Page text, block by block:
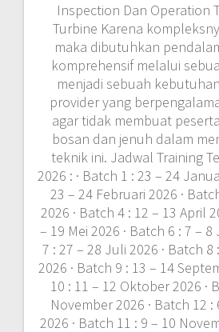
Inspection Dan Operation
Turbine Karena
maka dibutuhkan
komprehensif melalui
menjadi sebuah
provider yang
agar tidak membuat
bosan dan jenuh dalam
teknik ini. Jadwal Training
2026 : · Batch 1 : 23 – 24
23 – 24 Februari 2026 ·
2026 · Batch 4 : 12 – 13 April
– 19 Mei 2026 · Batch 6 : 7 –
7 : 27 – 28 Juli 2026 · Batch 8
2026 · Batch 9 : 13 – 14
10 : 11 – 12 Oktober 2026 ·
November 2026 · Batch 12
2026 · Batch 11 : 9 – 10